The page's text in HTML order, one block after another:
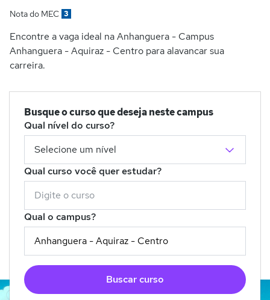
Nota do MEC 3
Encontre a vaga ideal na Anhanguera - Campus
Anhanguera - Aquiraz - Centro para alavancar sua
carreira.
Busque o curso que deseja neste campus
Qual nível do curso?
Qual curso você quer estudar?
Qual o campus?
Buscar curso